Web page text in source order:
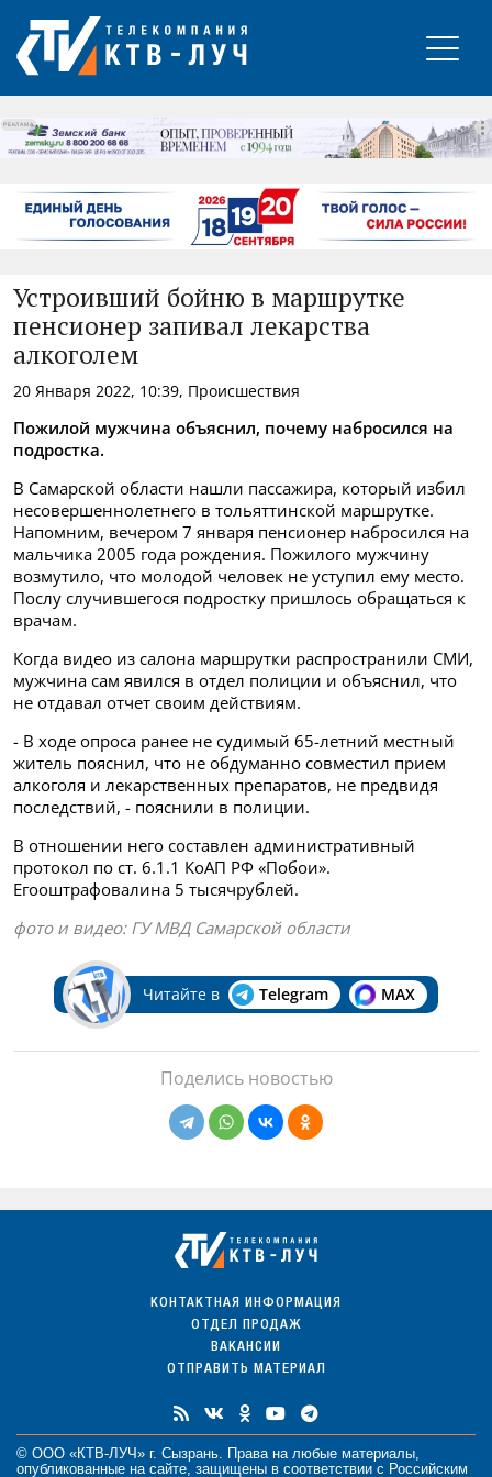
РЕКЛАМА
Устроивший бойню в маршрутке
пенсионер запивал лекарства
алкоголем
20 Января 2022, 10:39, Происшествия
Пожилой мужчина объяснил, почему набросился на
подростка.
В Самарской области нашли пассажира, который избил
несовершеннолетнего в тольяттинской маршрутке.
Напомним, вечером 7 января пенсионер набросился на
мальчика 2005 года рождения. Пожилого мужчину
возмутило, что молодой человек не уступил ему место.
Послу случившегося подростку пришлось обращаться к
врачам.
Когда видео из салона маршрутки распространили СМИ,
мужчина сам явился в отдел полиции и объяснил, что
не отдавал отчет своим действиям.
- В ходе опроса ранее не судимый 65-летний местный
житель пояснил, что не обдуманно совместил прием
алкоголя и лекарственных препаратов, не предвидя
последствий, - пояснили в полиции.
В отношении него составлен административный
протокол по ст. 6.1.1 КоАП РФ «Побои».
Егооштрафовалина 5 тысячрублей.
фото и видео: ГУ МВД Самарской области
Читайте в Telegram MAX
Поделись новостью
КОНТАКТНАЯ ИНФОРМАЦИЯ
ОТДЕЛ ПРОДАЖ
ВАКАНСИИ
ОТПРАВИТЬ МАТЕРИАЛ
© ООО «КТВ-ЛУЧ» г. Сызрань. Права на любые материалы
опубликованные на сайте, защищены в соответствии с Российским